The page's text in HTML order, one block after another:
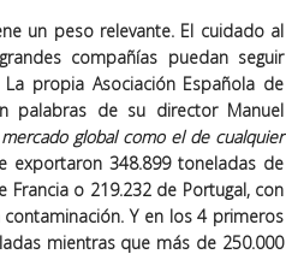
un peso relevante. El cuidado al
compañías puedan seguir
propia Asociación Española de
palabras de su director Manuel
global como el de cualquier
exportaron 348.899 toneladas de
o 219.232 de Portugal, con
Y en los 4 primeros
mientras que más de 250.000